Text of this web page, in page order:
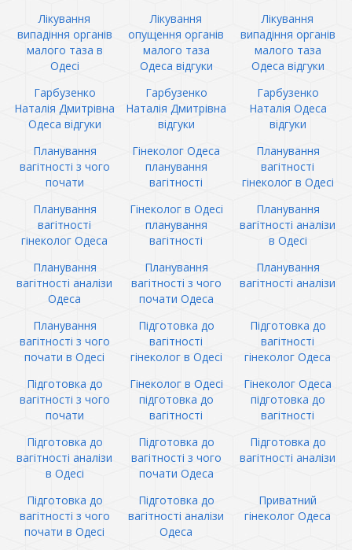
Лікування
випадіння органів
малого таза в
Одесі
Лікування
опущення органів
малого таза
Одеса відгуки
Лікування
випадіння органів
малого таза
Одеса відгуки
Гарбузенко
Наталія Дмитрівна
Одеса відгуки
Гарбузенко
Наталія Дмитрівна
відгуки
Гарбузенко
Наталія Одеса
відгуки
Планування
вагітності з чого
почати
Гінеколог Одеса
планування
вагітності
Планування
вагітності
гінеколог в Одесі
Планування
вагітності
гінеколог Одеса
Гінеколог в Одесі
планування
вагітності
Планування
вагітності аналізи
в Одесі
Планування
вагітності аналізи
Одеса
Планування
вагітності з чого
почати Одеса
Планування
вагітності аналізи
Планування
вагітності з чого
почати в Одесі
Підготовка до
вагітності
гінеколог в Одесі
Підготовка до
вагітності
гінеколог Одеса
Підготовка до
вагітності з чого
почати
Гінеколог в Одесі
підготовка до
вагітності
Гінеколог Одеса
підготовка до
вагітності
Підготовка до
вагітності аналізи
в Одесі
Підготовка до
вагітності з чого
почати Одеса
Підготовка до
вагітності аналізи
Підготовка до
вагітності з чого
почати в Одесі
Підготовка до
вагітності аналізи
Одеса
Приватний
гінеколог Одеса